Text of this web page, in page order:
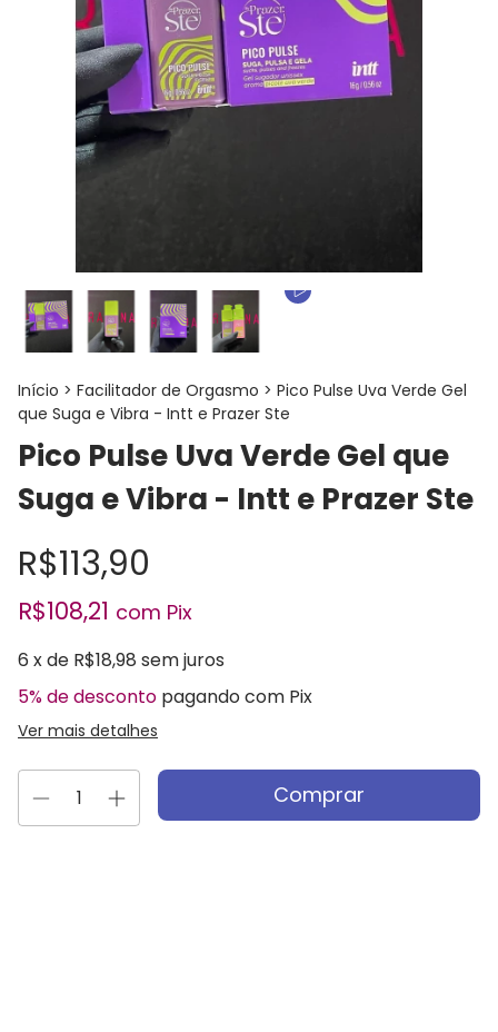
Início > Facilitador de Orgasmo > Pico Pulse Uva Verde Gel
que Suga e Vibra - Intt e Prazer Ste
Pico Pulse Uva Verde Gel que
Suga e Vibra - Intt e Prazer Ste
R$113,90
R$108,21 com Pix
6 x de R$18,98 sem juros
5% de desconto pagando com Pix
Ver mais detalhes